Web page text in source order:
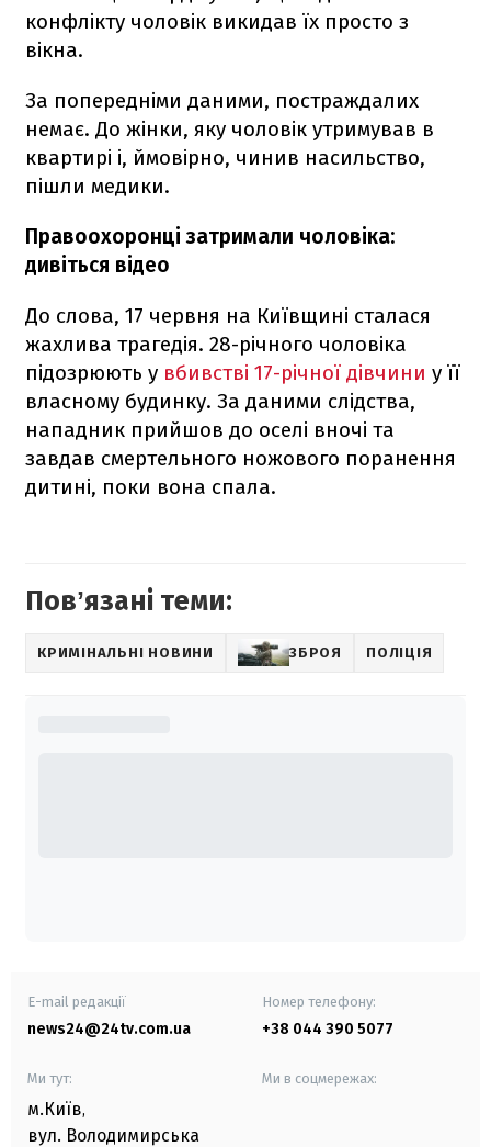
конфлікту чоловік викидав їх просто з
вікна.
За попередніми даними, постраждалих
немає. До жінки, яку чоловік утримував в
квартирі і, ймовірно, чинив насильство,
пішли медики.
Правоохоронці затримали чоловіка:
дивіться відео
До слова, 17 червня на Київщині сталася
жахлива трагедія. 28-річного чоловіка
підозрюють у вбивстві 17-річної дівчини у її
власному будинку. За даними слідства,
нападник прийшов до оселі вночі та
завдав смертельного ножового поранення
дитині, поки вона спала.
Повʼязані теми:
КРИМІНАЛЬНІ НОВИНИ ЗБРОЯ ПОЛІЦІЯ
E-mail редакції
news24@24tv.com.ua
Номер телефону:
+38 044 390 5077
Ми тут:
м.Київ,
вул. Володимирська
Ми в соцмережах: